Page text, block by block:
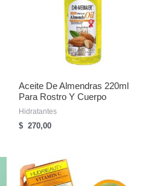
Aceite De Almendras 220ml
Para Rostro Y Cuerpo
Hidratantes
$ 270,00